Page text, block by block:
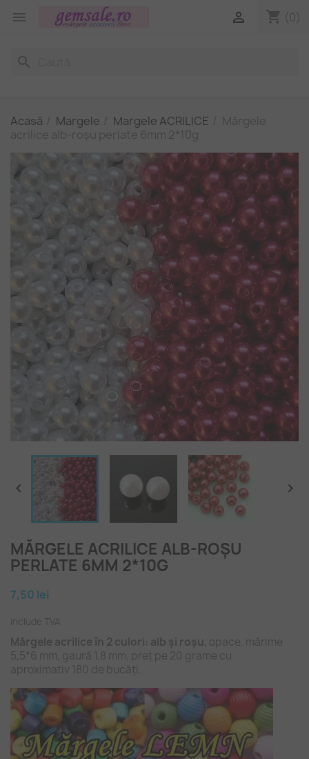
 shopping_cart (0)

search
Acasă Margele Margele ACRILICE
Mărgele
acrilice alb-roșu perlate 6mm 2*10g
 
MĂRGELE ACRILICE ALB-ROȘU
PERLATE 6MM 2*10G
7,50 lei
Include TVA
Mărgele acrilice în 2 culori: alb și roșu, opace, mărime
5,5*6 mm, gaură 1,8 mm, preț pe 20 grame cu
aproximativ 180 de bucăți.